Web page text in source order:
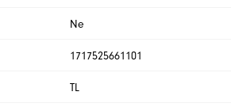
Ne
1717525661101
TL